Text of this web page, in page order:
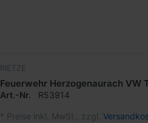
RIETZE
Feuerwehr Herzogenaurach VW
Art.-Nr. R53914
* Preise inkl. MwSt., zzgl.